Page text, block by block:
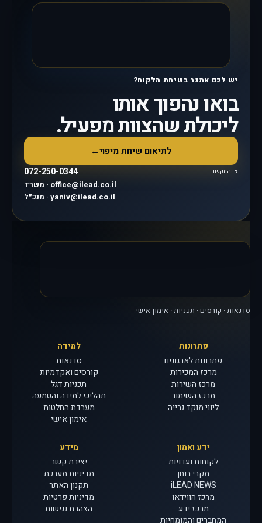
יש לכם אתגר בשיחת הלקוח?
בואו נהפוך אותו
ליכולת שהצוות מפעיל.
לתיאום שיחת מיפוי←
או התקשרו 072-250-0344
משרד · office@ilead.co.il
מנכ״ל · yaniv@ilead.co.il
סדנאות · קורסים · תכניות · אימון אישי
פתרונות
פתרונות לארגונים
מרכז המכירות
מרכז השירות
מרכז השימור
ליווי מוקד גבייה
למידה
סדנאות
קורסים ואקדמיות
תכניות דגל
תהליכי למידה והטמעה
מעבדת החלטות
אימון אישי
ידע ואמון
לקוחות ועדויות
מקרי בוחן
iLEAD NEWS
מרכז הווידאו
מרכז ידע
המחברים והמומחיות
מידע
יצירת קשר
מדיניות מערכת
תקנון האתר
מדיניות פרטיות
הצהרת נגישות